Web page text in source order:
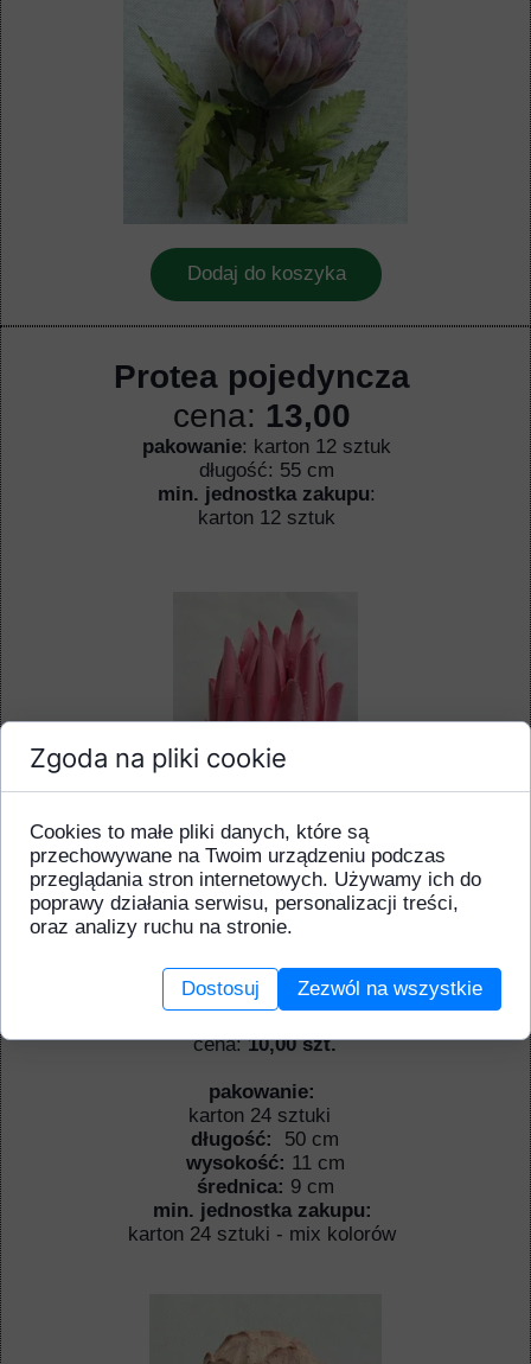
Dodaj do koszyka
Produkt niedostępny
Protea pojedyncza
cena: 13,00
pakowanie: karton 12 sztuk
długość: 55 cm
min. jednostka zakupu:
karton 12 sztuk
cena:10,00 szt.
pakowanie:
karton 24 sztuki
długość:
50 cm
wysokość: 11 cm
średnica: 9 cm
min. jednostka zakupu:
karton 24 sztuki - mix kolorów
Zgoda na pliki cookie
Cookies to małe pliki danych, które są
przechowywane na Twoim urządzeniu podczas
przeglądania stron internetowych. Używamy ich do
poprawy działania serwisu, personalizacji treści,
oraz analizy ruchu na stronie.
Dostosuj Zezwól na wszystkie